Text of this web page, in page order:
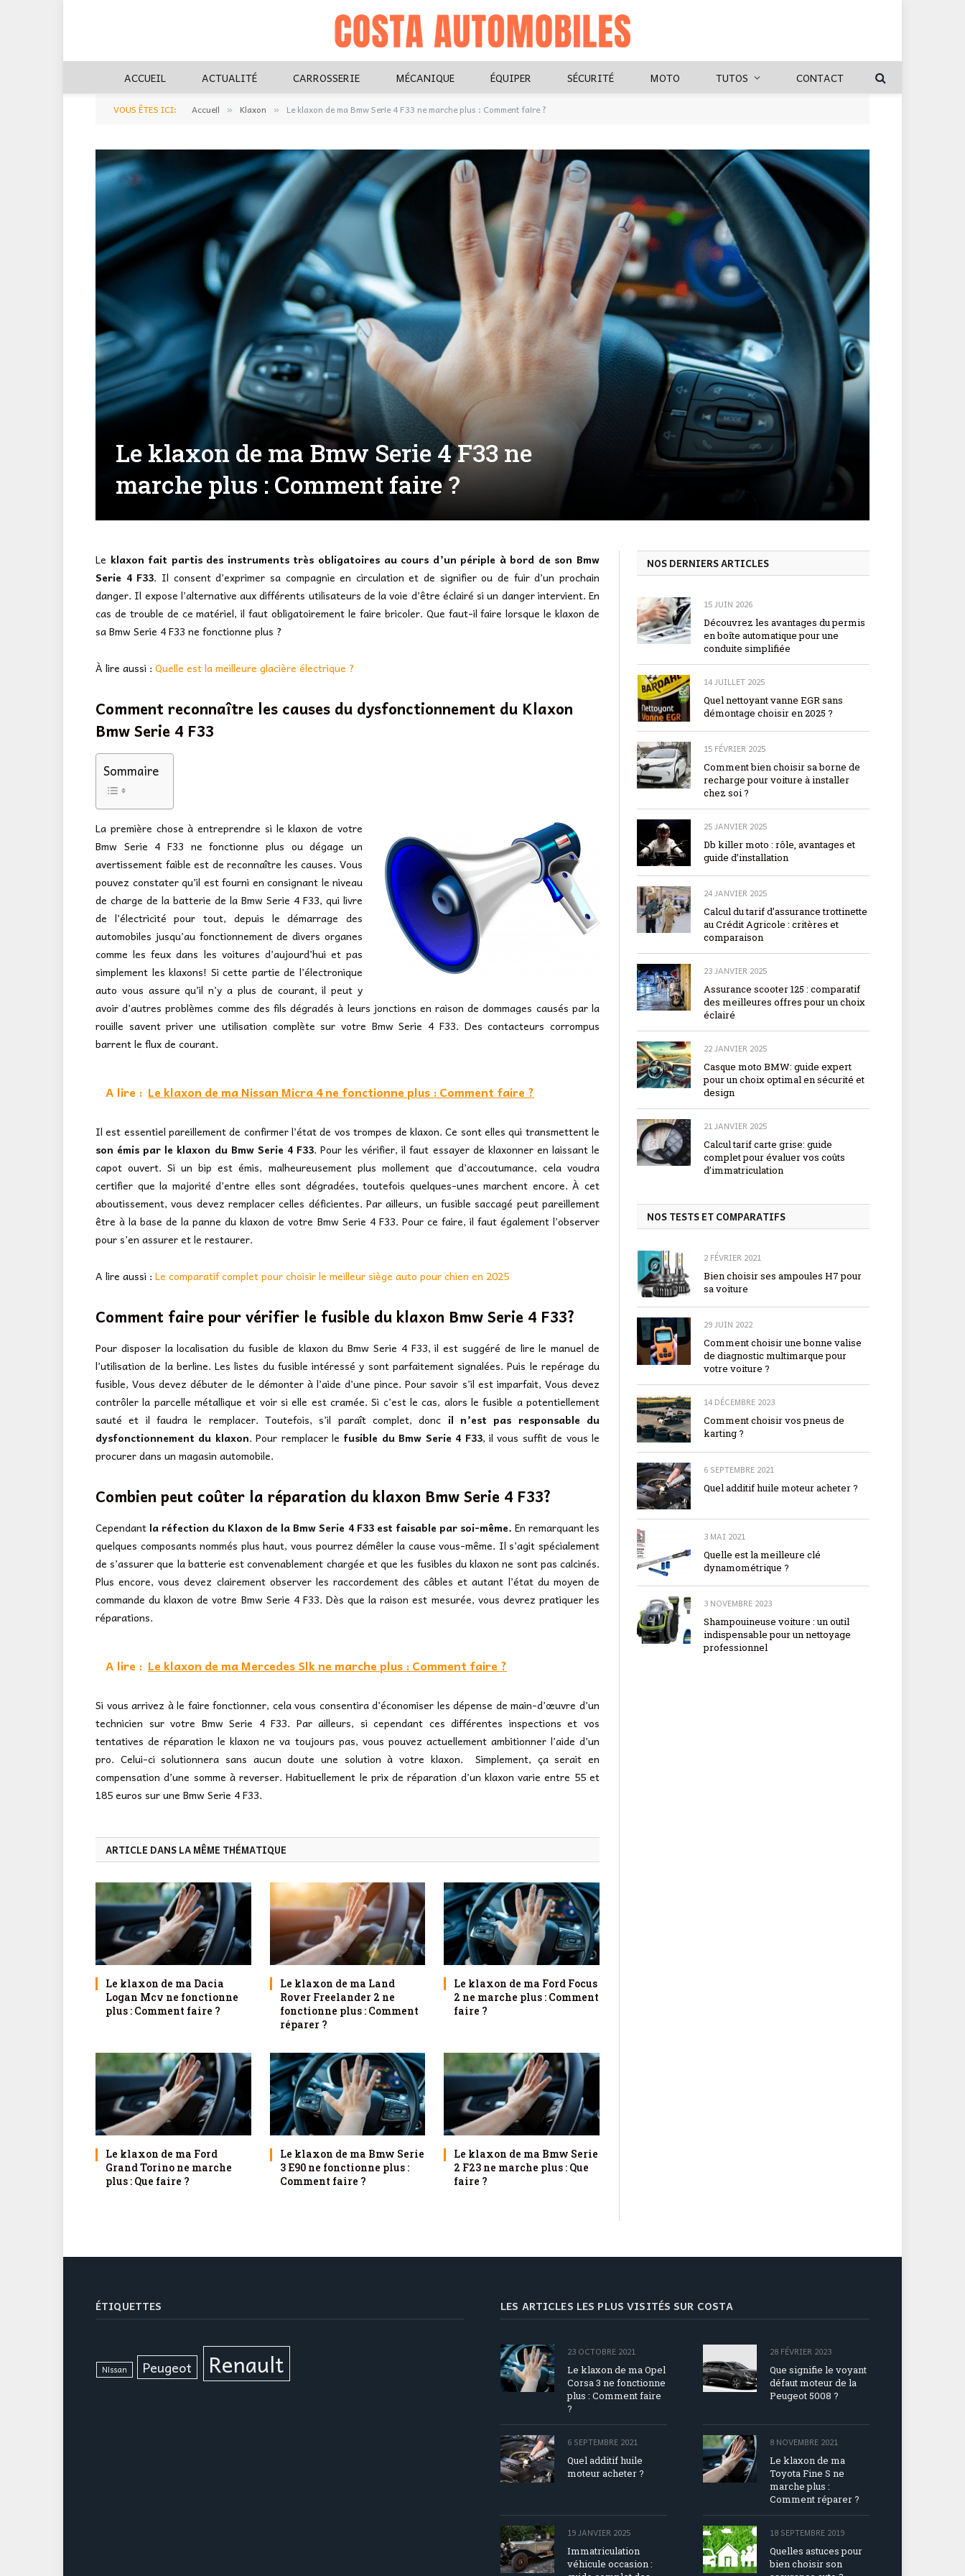
ACCUEIL ACTUALITÉ CARROSSERIE MÉCANIQUE ÉQUIPER SÉCURITÉ MOTO TUTOS CONTACT
VOUS ÊTES ICI: Accueil » Klaxon » Le klaxon de ma Bmw Serie 4 F33 ne marche plus : Comment faire ?
Le klaxon de ma Bmw Serie 4 F33 ne
marche plus : Comment faire ?
Le klaxon fait partis des instruments très obligatoires au cours d’un périple à bord de son Bmw
Serie 4 F33. Il consent d’exprimer sa compagnie en circulation et de signifier ou de fuir d’un prochain
danger. Il expose l’alternative aux différents utilisateurs de la voie d’être éclairé si un danger intervient. En
cas de trouble de ce matériel, il faut obligatoirement le faire bricoler. Que faut-il faire lorsque le klaxon de
sa Bmw Serie 4 F33 ne fonctionne plus ?
À lire aussi : Quelle est la meilleure glacière électrique ?
Comment reconnaître les causes du dysfonctionnement du Klaxon
Bmw Serie 4 F33
Sommaire
La première chose à entreprendre si le klaxon de votre
Bmw Serie 4 F33 ne fonctionne plus ou dégage un
avertissement faible est de reconnaître les causes. Vous
pouvez constater qu’il est fourni en consignant le niveau
de charge de la batterie de la Bmw Serie 4 F33, qui livre
de l’électricité pour tout, depuis le démarrage des
automobiles jusqu’au fonctionnement de divers organes
comme les feux dans les voitures d’aujourd’hui et pas
simplement les klaxons! Si cette partie de l’électronique
auto vous assure qu’il n’y a plus de courant, il peut y
avoir d’autres problèmes comme des fils dégradés à leurs jonctions en raison de dommages causés par la
rouille savent priver une utilisation complète sur votre Bmw Serie 4 F33. Des contacteurs corrompus
barrent le flux de courant.
A lire : Le klaxon de ma Nissan Micra 4 ne fonctionne plus : Comment faire ?
Il est essentiel pareillement de confirmer l’état de vos trompes de klaxon. Ce sont elles qui transmettent le
son émis par le klaxon du Bmw Serie 4 F33. Pour les vérifier, il faut essayer de klaxonner en laissant le
capot ouvert. Si un bip est émis, malheureusement plus mollement que d’accoutumance, cela voudra
certifier que la majorité d’entre elles sont dégradées, toutefois quelques-unes marchent encore. À cet
aboutissement, vous devez remplacer celles déficientes. Par ailleurs, un fusible saccagé peut pareillement
être à la base de la panne du klaxon de votre Bmw Serie 4 F33. Pour ce faire, il faut également l’observer
pour s’en assurer et le restaurer.
A lire aussi : Le comparatif complet pour choisir le meilleur siège auto pour chien en 2025
Comment faire pour vérifier le fusible du klaxon Bmw Serie 4 F33?
Pour disposer la localisation du fusible de klaxon du Bmw Serie 4 F33, il est suggéré de lire le manuel de
l’utilisation de la berline. Les listes du fusible intéressé y sont parfaitement signalées. Puis le repérage du
fusible, Vous devez débuter de le démonter à l’aide d’une pince. Pour savoir s’il est imparfait, Vous devez
contrôler la parcelle métallique et voir si elle est cramée. Si c’est le cas, alors le fusible a potentiellement
sauté et il faudra le remplacer. Toutefois, s’il paraît complet, donc il n’est pas responsable du
dysfonctionnement du klaxon. Pour remplacer le fusible du Bmw Serie 4 F33, il vous suffit de vous le
procurer dans un magasin automobile.
Combien peut coûter la réparation du klaxon Bmw Serie 4 F33?
Cependant la réfection du Klaxon de la Bmw Serie 4 F33 est faisable par soi-même. En remarquant les
quelques composants nommés plus haut, vous pourrez démêler la cause vous-même. Il s’agit spécialement
de s’assurer que la batterie est convenablement chargée et que les fusibles du klaxon ne sont pas calcinés.
Plus encore, vous devez clairement observer les raccordement des câbles et autant l’état du moyen de
commande du klaxon de votre Bmw Serie 4 F33. Dès que la raison est mesurée, vous devrez pratiquer les
réparations.
A lire : Le klaxon de ma Mercedes Slk ne marche plus : Comment faire ?
Si vous arrivez à le faire fonctionner, cela vous consentira d’économiser les dépense de main-d’œuvre d’un
technicien sur votre Bmw Serie 4 F33. Par ailleurs, si cependant ces différentes inspections et vos
tentatives de réparation le klaxon ne va toujours pas, vous pouvez actuellement ambitionner l’aide d’un
pro. Celui-ci solutionnera sans aucun doute une solution à votre klaxon. Simplement, ça serait en
compensation d’une somme à reverser. Habituellement le prix de réparation d’un klaxon varie entre 55 et
185 euros sur une Bmw Serie 4 F33.
ARTICLE DANS LA MÊME THÉMATIQUE
Le klaxon de ma Dacia
Logan Mcv ne fonctionne
plus : Comment faire ?
Le klaxon de ma Land
Rover Freelander 2 ne
fonctionne plus : Comment
réparer ?
Le klaxon de ma Ford Focus
2 ne marche plus : Comment
faire ?
Le klaxon de ma Ford
Grand Torino ne marche
plus : Que faire ?
Le klaxon de ma Bmw Serie
3 E90 ne fonctionne plus :
Comment faire ?
Le klaxon de ma Bmw Serie
2 F23 ne marche plus : Que
faire ?
NOS DERNIERS ARTICLES
15 JUIN 2026
Découvrez les avantages du permis
en boîte automatique pour une
conduite simplifiée
14 JUILLET 2025
Quel nettoyant vanne EGR sans
démontage choisir en 2025 ?
15 FÉVRIER 2025
Comment bien choisir sa borne de
recharge pour voiture à installer
chez soi ?
25 JANVIER 2025
Db killer moto : rôle, avantages et
guide d’installation
24 JANVIER 2025
Calcul du tarif d’assurance trottinette
au Crédit Agricole : critères et
comparaison
23 JANVIER 2025
Assurance scooter 125 : comparatif
des meilleures offres pour un choix
éclairé
22 JANVIER 2025
Casque moto BMW: guide expert
pour un choix optimal en sécurité et
design
21 JANVIER 2025
Calcul tarif carte grise: guide
complet pour évaluer vos coûts
d’immatriculation
NOS TESTS ET COMPARATIFS
2 FÉVRIER 2021
Bien choisir ses ampoules H7 pour
sa voiture
29 JUIN 2022
Comment choisir une bonne valise
de diagnostic multimarque pour
votre voiture ?
14 DÉCEMBRE 2023
Comment choisir vos pneus de
karting ?
6 SEPTEMBRE 2021
Quel additif huile moteur acheter ?
3 MAI 2021
Quelle est la meilleure clé
dynamométrique ?
3 NOVEMBRE 2023
Shampouineuse voiture : un outil
indispensable pour un nettoyage
professionnel
ÉTIQUETTES
Nissan Peugeot Renault
LES ARTICLES LES PLUS VISITÉS SUR COSTA
23 OCTOBRE 2021
Le klaxon de ma Opel
Corsa 3 ne fonctionne
plus : Comment faire
?
28 FÉVRIER 2023
Que signifie le voyant
défaut moteur de la
Peugeot 5008 ?
6 SEPTEMBRE 2021
Quel additif huile
moteur acheter ?
8 NOVEMBRE 2021
Le klaxon de ma
Toyota Fine S ne
marche plus :
Comment réparer ?
19 JANVIER 2025
Immatriculation
véhicule occasion :
18 SEPTEMBRE 2019
Quelles astuces pour
bien choisir son